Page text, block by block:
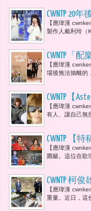
CWNTP
的全新單曲
【應瑋漢
製作人戴利玲（
CWNTP「
【應瑋漢
場後無法抽離的
CWNTP【
上。」而安
【應瑋漢
有人、讓自己無
CWNTP 【
藝大姊大
【應瑋漢
圍籬。這位在歌
CWNTP 柯
徒建銘 :
【應瑋漢
重量。近日，這